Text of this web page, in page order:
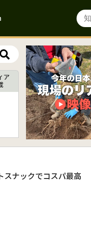
ア
スナックでコスパ最高